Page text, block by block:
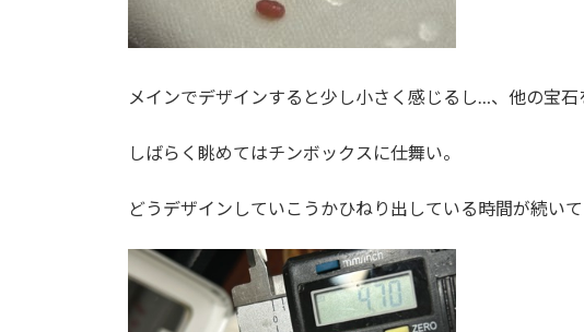
メインでデザインすると少し小さく感じるし…、他の宝石
しばらく眺めてはチンボックスに仕舞い。
どうデザインしていこうかひねり出している時間が続いて